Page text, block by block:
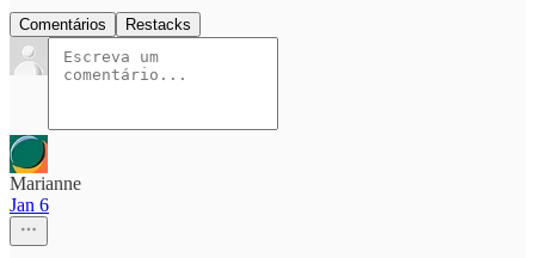
Comentários Restacks
Marianne
Jan 6